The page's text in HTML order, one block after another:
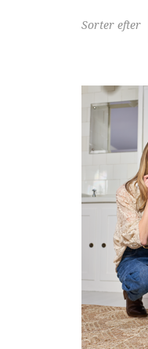
Sorter efter